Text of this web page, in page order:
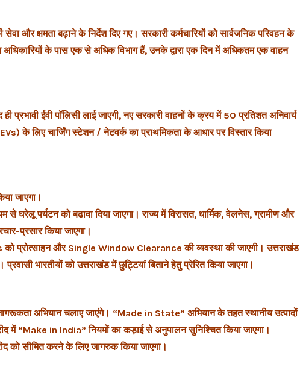
सेवा और क्षमता बढ़ाने के निर्देश दिए गए। सरकारी कर्मचारियों को सार्वजनिक परिवहन के
अधिकारियों के पास एक से अधिक विभाग हैं, उनके द्वारा एक दिन में अधिकतम एक वाहन
प्रभावी ईवी पॉलिसी लाई जाएगी, नए सरकारी वाहनों के क्रय में 50 प्रतिशत अनिवार्य
के लिए चार्जिंग स्टेशन / नेटवर्क का प्राथमिकता के आधार पर विस्तार किया
जाएगा।
घरेलू पर्यटन को बढावा दिया जाएगा। राज्य में विरासत, धार्मिक, वेलनेस, ग्रामीण और
प्रसार किया जाएगा।
प्रोत्साहन और Single Window Clearance की व्यवस्था की जाएगी। उत्तराखंड
भारतीयों को उत्तराखंड में छुट्टियां बिताने हेतु प्रेरित किया जाएगा।
अभियान चलाए जाएंगे। “Made in State” अभियान के तहत स्थानीय उत्पादों
में “Make in India” नियमों का कड़ाई से अनुपालन सुनिश्चित किया जाएगा।
को सीमित करने के लिए जागरुक किया जाएगा।